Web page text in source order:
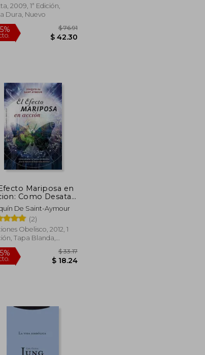
43.71
2009, 1ª Edición,
Dura, Nuevo
45%
dcto.
Mariposa en
Como Desatar
del Destino,
el Futuro No
Escrito?
De Saint-Aymour
(2)
Obelisco, 2012, 1
Tapa Blanda,